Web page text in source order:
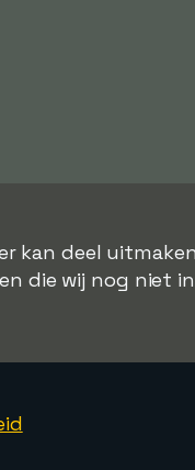
kan deel
die wij nog niet